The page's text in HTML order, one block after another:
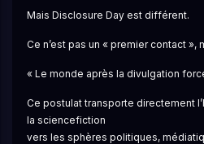
Mais Disclosure Day est différent.
Ce n’est pas un « premier contact »,
« Le monde après la divulgation
Ce postulat transporte directement
la sciencefiction
vers les sphères politiques,